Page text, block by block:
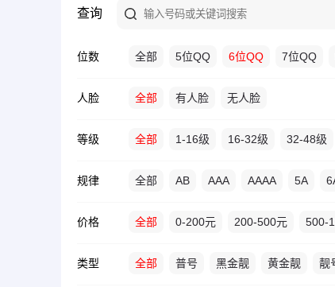
查询
位数 全部 5位QQ 6位QQ 7位QQ
人脸 全部 有人脸 无人脸
等级 全部 1-16级 16-32级 32-48级
规律 全部 AB AAA AAAA 5A
价格 全部 0-200元 200-500元 500-
类型 全部 普号 黑金靓 黄金靓 靓